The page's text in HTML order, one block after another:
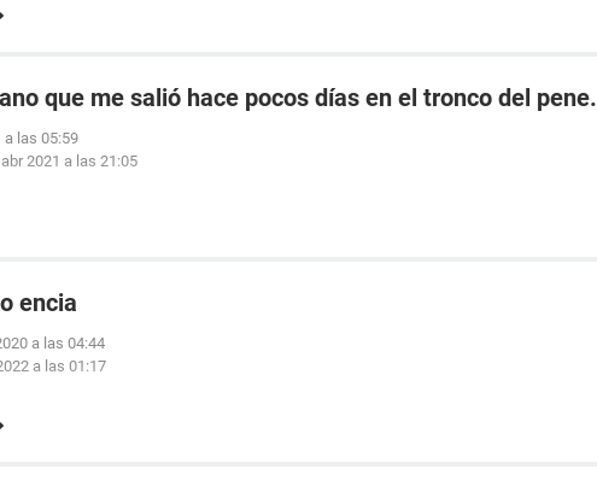
que me salió hace pocos días en el tronco del pene.
a las 05:59
2021 a las 21:05
encia
a las 04:44
a las 01:17